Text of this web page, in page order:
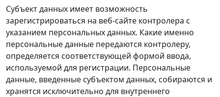
Субъект данных имеет возможность
зарегистрироваться на веб‑сайте контролера с
указанием персональных данных. Какие именно
персональные данные передаются контролеру,
определяется соответствующей формой ввода,
используемой для регистрации. Персональные
данные, введенные субъектом данных, собираются и
хранятся исключительно для внутреннего